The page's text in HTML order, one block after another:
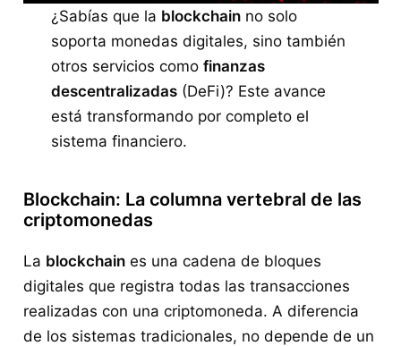
¿Sabías que la blockchain no solo
soporta monedas digitales, sino también
otros servicios comofinanzas
descentralizadas (DeFi)? Este avance
está transformando por completo el
sistema financiero.
Blockchain: La columna vertebral de las
criptomonedas
La blockchaines una cadena de bloques
digitales que registra todas las transacciones
realizadas con una criptomoneda. A diferencia
de los sistemas tradicionales, no depende de un